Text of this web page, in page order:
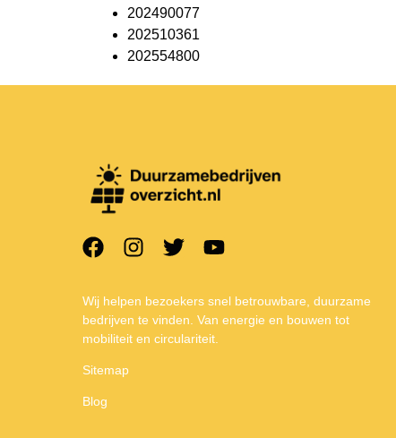
202490077
202510361
202554800
Wij helpen bezoekers snel betrouwbare, duurzame
bedrijven te vinden. Van energie en bouwen tot
mobiliteit en circulariteit.
Sitemap
Blog